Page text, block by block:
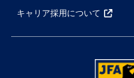
キャリア採用について